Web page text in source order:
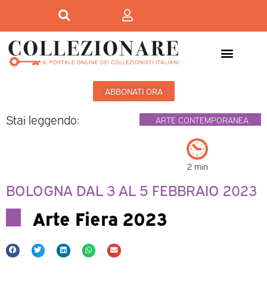
ABBONATI ORA
Stai leggendo: ARTE CONTEMPORANEA
2 min
BOLOGNA DAL 3 AL 5 FEBBRAIO 2023
Arte Fiera 2023